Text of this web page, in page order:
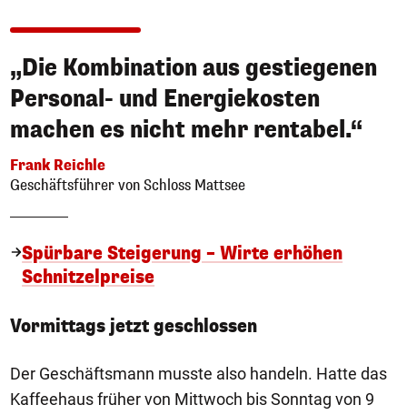
„Die Kombination aus gestiegenen
Personal- und Energiekosten
machen es nicht mehr rentabel.“
Frank Reichle
Geschäftsführer von Schloss Mattsee
Spürbare Steigerung – Wirte erhöhen
Schnitzelpreise
Vormittags jetzt geschlossen
Der Geschäftsmann musste also handeln. Hatte das
Kaffeehaus früher von Mittwoch bis Sonntag von 9